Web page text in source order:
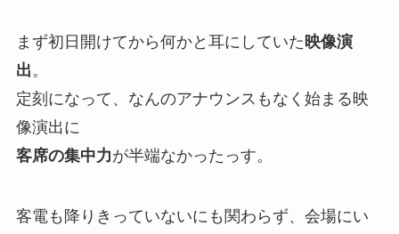
まず初日開けてから何かと耳にしていた映像演
出。
定刻になって、なんのアナウンスもなく始まる映
像演出に
客席の集中力が半端なかったっす。
客電も降りきっていないにも関わらず、会場にい